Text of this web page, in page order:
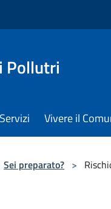
Pollutri
Servizi Vivere il
Sei preparato? >